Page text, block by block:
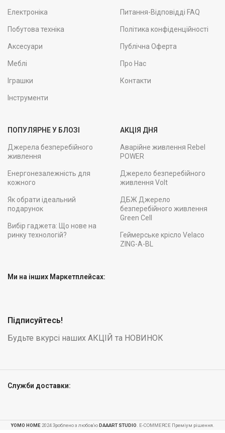
Електроніка
Побутова техніка
Аксесуари
Меблі
Іграшки
Інструменти
Питання-Відповідді FAQ
Політика конфіденційності
Публічна Оферта
Про Нас
Контакти
ПОПУЛЯРНЕ У БЛОЗІ
Джерела безперебійного
живлення
Енергонезалежність для
кожного
Як обрати ідеальний
подарунок
Вибір гаджета: Що нове на
ринку технологій?
АКЦІЯ ДНЯ
Аварійне живлення Rebel
POWER
Джерело безперебійного
живлення Volt
ДБЖ Джерело
безперебійного живлення
Green Cell
Геймерське крісло Velaco
ZING-A-BL
Ми на інших Маркетплейсах:
Підписуйтесь!
Будьте вкурсі наших АКЦІЙ та НОВИНОК
Служби доставки:
YOMO HOME 2024 Зроблено з любов'юDAAART STUDIO . E-COMMERCE Преміум рішення.
Складаний
садовий